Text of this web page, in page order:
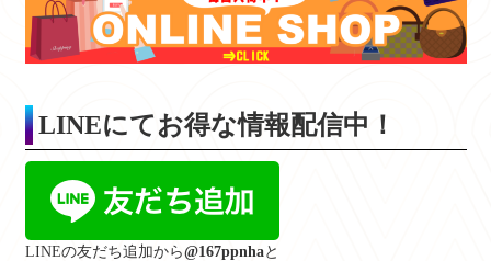
LINEにてお得な情報配信中！
LINEの友だち追加から@167ppnhaと